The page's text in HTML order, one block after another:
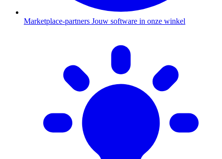
Marketplace-partners Jouw software in onze winkel